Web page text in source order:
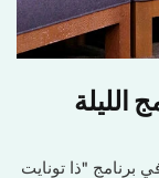
الليلة
برنامج "ذا تونايت